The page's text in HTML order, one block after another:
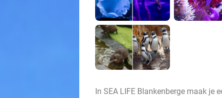
In SEA LIFE Blankenberge maak je